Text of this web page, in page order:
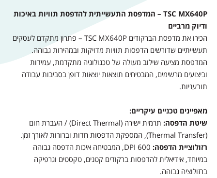
TSC MX640P – המדפסת התעשייתית להדפסת תוויות באיכות
ודיוק מרביים
הכירו את מדפסת הברקודים TSC MX640P – פתרון מתקדם לעסקים
תעשייתיים שדורשים הדפסות תוויות מדויקות ובמהירות גבוהה.
המדפסת מציעה שילוב מעולה של טכנולוגיה מתקדמת, עמידות
וביצועים מרשימים, המבטיחים תוצאות יוצאות דופן בסביבות עבודה
תובעניות.
מאפיינים טכניים עיקריים:
שיטת הדפסה:
תרמית ישירה (Direct Thermal) / העברת חום
(Thermal Transfer), המספקת הדפסות חדות וברורות לאורך זמן.
רזולוציית הדפסה:
600 DPI, המבטיחה איכות הדפסה גבוהה
במיוחד, אידיאלית להדפסות ברקודים קטנים, טקסטים וגרפיקה
ברזולוציה גבוהה.